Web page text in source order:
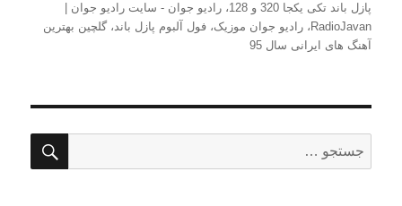
پازل باند تکی یکجا 320 و 128
،رادیو جوان - سایت رادیو جوان |
RadioJavan ،رادیو جوان موزیک،فول آلبوم پازل باند،گلچین بهترین
آهنگ های ایرانی سال 95
برای: